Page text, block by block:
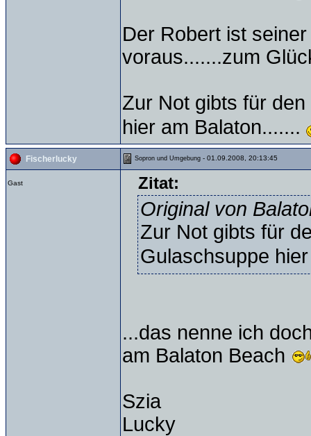
Der Robert ist
voraus.......zum
Zur Not gibts für
hier am Balaton.......
Fischerlucky Sopron und Umgebung - 01.09.2008, 20:13:45
Gast Zitat:
Original von
Zur Not gibts für
Gulaschsuppe
...das nenne ich
am Balaton Beach
Szia
Lucky